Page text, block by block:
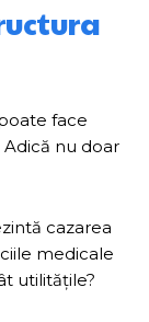
face
nu doar
cazarea
medicale
utilitățile?